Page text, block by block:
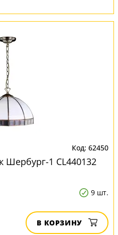
62450
Шербург-1 CL440132
9 шт.
В КОРЗИНУ